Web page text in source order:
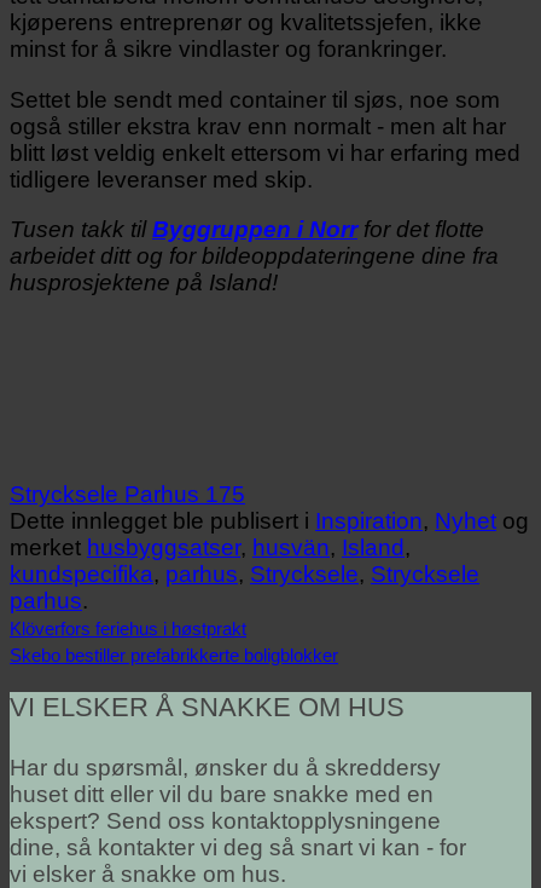
kjøperens entreprenør og kvalitetssjefen, ikke
minst for å sikre vindlaster og forankringer.
Settet ble sendt med container til sjøs, noe som
også stiller ekstra krav enn normalt - men alt har
blitt løst veldig enkelt ettersom vi har erfaring med
tidligere leveranser med skip.
Tusen takk tilByggruppen i Norrfor det flotte
arbeidet ditt og for bildeoppdateringene dine fra
husprosjektene på Island!
Strycksele Parhus 175
Dette innlegget ble publisert i Inspiration, Nyhet og
merket husbyggsatser, husvän, Island ,
kundspecifika, parhus, Strycksele, Strycksele
parhus.
Klöverfors feriehus i høstprakt
Skebo bestiller prefabrikkerte boligblokker
VI ELSKER Å SNAKKE OM HUS
Har du spørsmål, ønsker du å skreddersy
huset ditt eller vil du bare snakke med en
ekspert? Send oss kontaktopplysningene
dine, så kontakter vi deg så snart vi kan - for
vi elsker å snakke om hus.